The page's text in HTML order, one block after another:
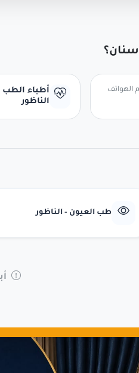
الهواتف
أطباء الطب
الناظور
طب العيون - الناظور